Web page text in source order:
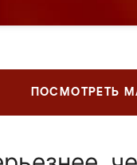
ПОСМОТРЕТЬ